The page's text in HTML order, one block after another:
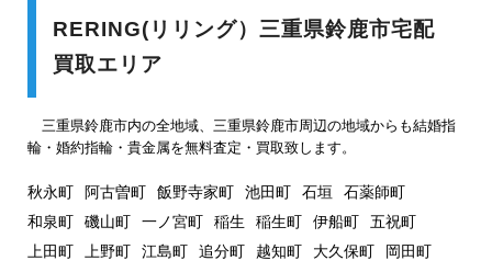
RERING(リリング）三重県鈴鹿市宅配
買取エリア
三重県鈴鹿市内の全地域、三重県鈴鹿市周辺の地域からも結婚指
輪・婚約指輪・貴金属を無料査定・買取致します。
秋永町 阿古曽町 飯野寺家町 池田町 石垣
石薬師町
和泉町
磯山町 一ノ宮町 稲生 稲生町 伊船町
五祝町
上田町
上野町 江島町 追分町 越知町 大久保町
岡田町